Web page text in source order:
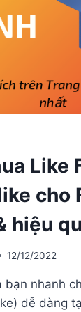
Like
cho
hiệu
12/12/2022
bạn nhanh
dễ dàng